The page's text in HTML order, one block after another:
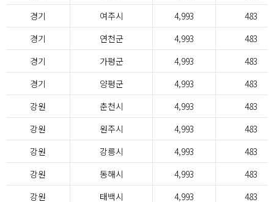
경기
여주시 4,993
483
경기
연천군 4,993
483
경기
가평군 4,993
483
경기
양평군 4,993
483
강원
춘천시 4,993
483
강원
원주시 4,993
483
강원
강릉시 4,993
483
강원
동해시 4,993
483
강원
태백시 4,993
483